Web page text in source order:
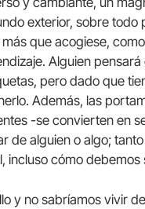
exterior, sobre
que acogiese,
Alguien
pero dado que
Además, las
-se convierten en
de alguien o algo;
incluso cómo debemos
y no sabríamos vivir